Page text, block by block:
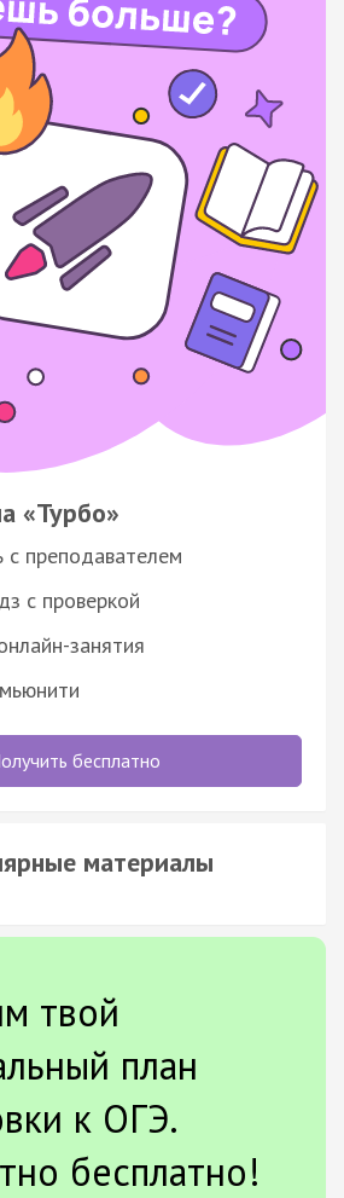
«Турбо»
с преподавателем
с проверкой
занятия
бесплатно
материалы
твой
план
к ОГЭ.
бесплатно!